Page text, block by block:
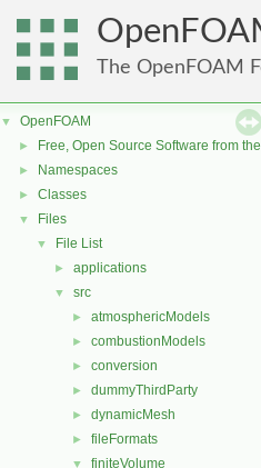
The OpenFOAM
▼ OpenFOAM
► Free, Open Source Software from
► Namespaces
► Classes
▼ Files
▼ File List
► applications
▼ src
► atmosphericModels
► combustionModels
► conversion
► dummyThirdParty
► dynamicMesh
► fileFormats
▼ finiteVolume